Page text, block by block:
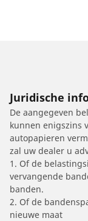
Juridische
De aangegeven
kunnen enigszins
autopapieren
zal uw dealer u
1. Of de
vervangende
banden.
2. Of de
nieuwe maat